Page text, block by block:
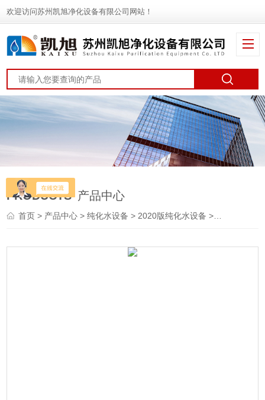
欢迎访问苏州凯旭净化设备有限公司网站！
PRODUCTS 产品中心
首页> 产品中心 >纯化水设备 >2020版纯化水设备 > 2020版GMP认证药典纯化水设备